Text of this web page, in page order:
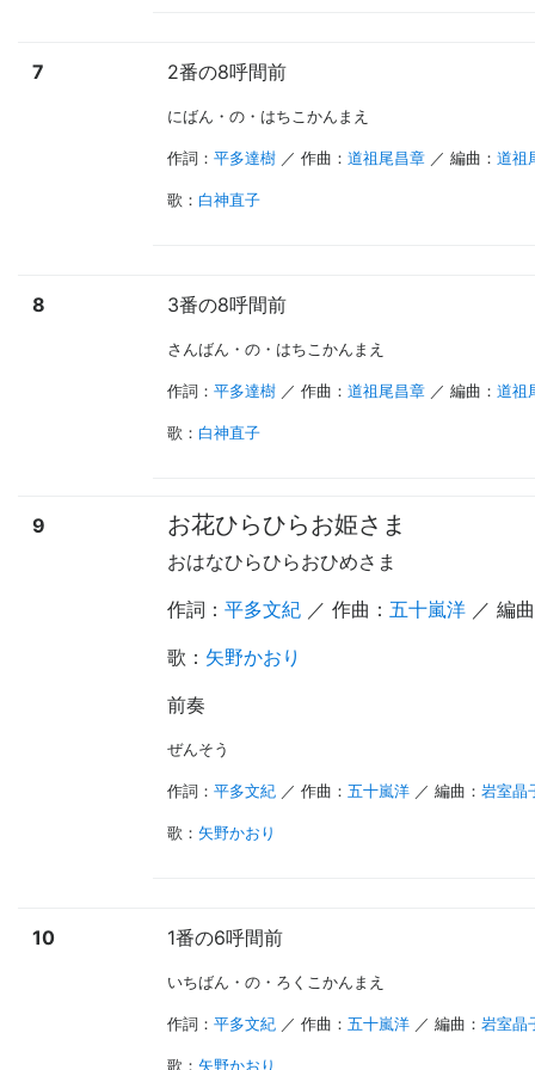
7 2番の8呼間前
にばん・の・はちこかんまえ
作詞： 平多達樹 ／ 作曲： 道祖尾昌章 ／ 編曲： 道祖
歌 ： 白神直子
8 3番の8呼間前
さんばん・の・はちこかんまえ
作詞： 平多達樹 ／ 作曲： 道祖尾昌章 ／ 編曲： 道祖
歌 ： 白神直子
9 お花ひらひらお姫さま
おはなひらひらおひめさま
作詞： 平多文紀 ／ 作曲： 五十嵐洋 ／ 編曲
歌 ： 矢野かおり
前奏
ぜんそう
作詞： 平多文紀 ／ 作曲： 五十嵐洋 ／ 編曲： 岩室晶
歌 ： 矢野かおり
10 1番の6呼間前
いちばん・の・ろくこかんまえ
作詞： 平多文紀 ／ 作曲： 五十嵐洋 ／ 編曲： 岩室晶
歌 ： 矢野かおり